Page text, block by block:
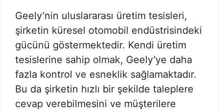
Geely’nin uluslararası üretim tesisleri,
şirketin küresel otomobil endüstrisindeki
gücünü göstermektedir. Kendi üretim
tesislerine sahip olmak, Geely’ye daha
fazla kontrol ve esneklik sağlamaktadır.
Bu da şirketin hızlı bir şekilde taleplere
cevap verebilmesini ve müşterilere